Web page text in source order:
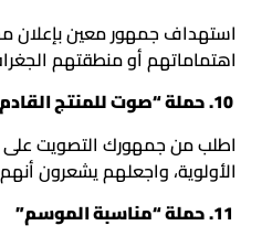
استهداف جمهور معين
اهتماماتهم أو منطقتهم
اطلب من جمهورك التصويت على
الأولوية، واجعلهم يشعرون